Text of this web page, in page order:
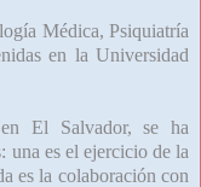
Médica, Psiquiatría
en la Universidad
El Salvador, se ha
una es el ejercicio de la
es la colaboración con